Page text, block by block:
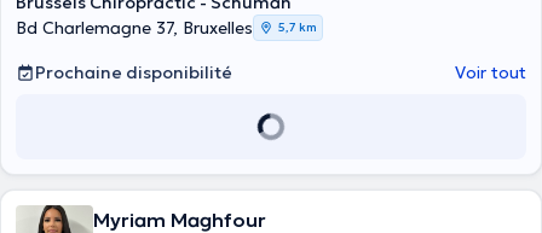
Bd Charlemagne 37, Bruxelles
5,7 km
Prochaine disponibilité Voir tout
Myriam Maghfour